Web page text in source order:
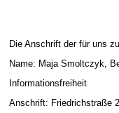
Die Anschrift der für uns
Name: Maja Smoltczyk,
Informationsfreiheit
Anschrift: Friedrichstraße